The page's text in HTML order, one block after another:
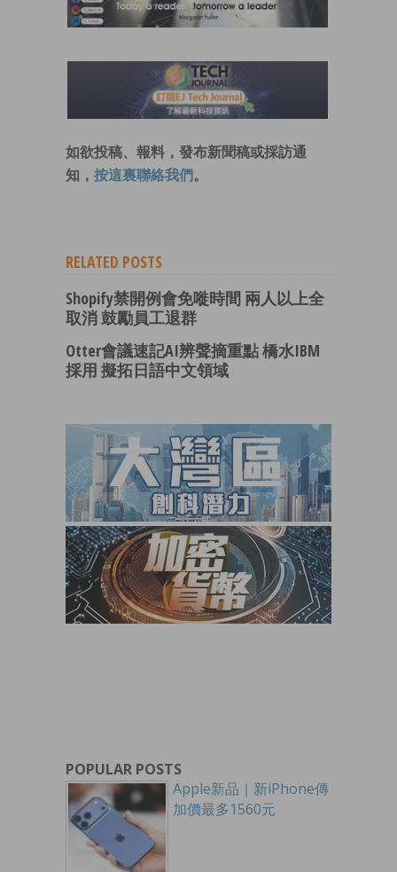
如欲投稿、報料，發布新聞稿或採訪通
知， 按這裏聯絡我們 。
RELATED POSTS
Shopify禁開例會免嘥時間 兩人以上全
取消 鼓勵員工退群
Otter會議速記AI辨聲摘重點 橋水IBM
採用 擬拓日語中文領域
POPULAR POSTS
Apple新品｜新iPhone傳
加價最多1560元